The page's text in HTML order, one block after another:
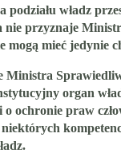
władz
nie przyznaje
mogą mieć
organ
ochronie praw